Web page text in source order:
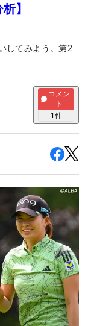
】
してみよう。第2
コメン
ト
1件